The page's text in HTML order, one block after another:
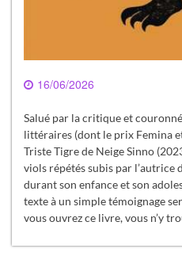
16/06/2026
Salué par la critique et
littéraires (dont le prix Femina
Triste Tigre de Neige Sinno
viols répétés subis par l’autrice
durant son enfance et son
texte à un simple témoignage
vous ouvrez ce livre, vous n’y